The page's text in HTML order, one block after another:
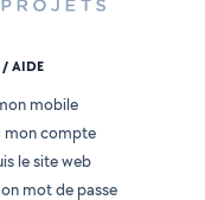
/ AIDE
mobile
mon compte
le site web
mot de passe